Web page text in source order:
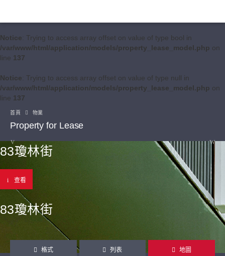
Notice: Trying to access array offset on value of type bool in
/var/www/html/application/models/property_lease_model.php on
line 137
Notice: Trying to access array offset on value of type null in
/var/www/html/application/models/property_lease_model.php on
line 137
首頁 物業
Property for Lease
83瓊林街
查看
83瓊林街
格式 列表 地圖